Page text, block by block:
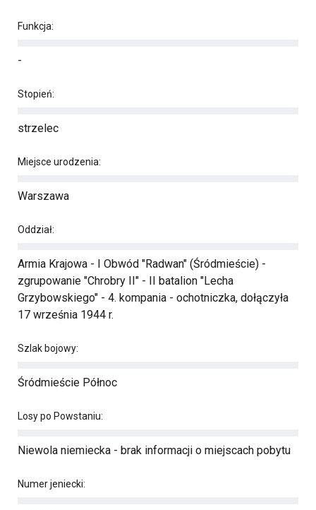
Funkcja:
-
Stopień:
strzelec
Miejsce urodzenia:
Warszawa
Oddział:
Armia Krajowa - I Obwód "Radwan" (Śródmieście) -
zgrupowanie "Chrobry II" - II batalion "Lecha
Grzybowskiego" - 4. kompania - ochotniczka, dołączyła
17 września 1944 r.
Szlak bojowy:
Śródmieście Północ
Losy po Powstaniu:
Niewola niemiecka - brak informacji o miejscach pobytu
Numer jeniecki: